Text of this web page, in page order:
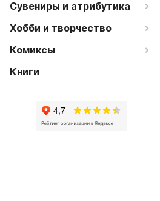
Сувениры и атрибутика
Хобби и творчество
Комиксы
Книги